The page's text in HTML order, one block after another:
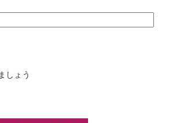
しょう